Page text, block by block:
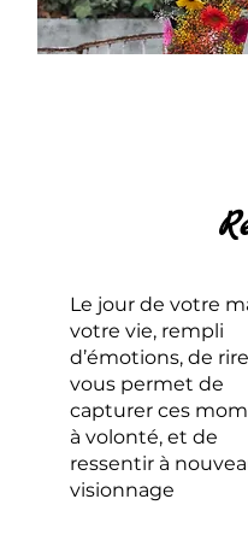
Le jour de votre
votre vie, rempli
d’émotions, de
vous permet de
capturer ces
à volonté, et de
ressentir à
visionnage